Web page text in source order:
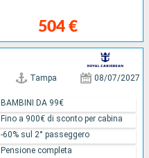
504 €
Tampa 08/07/2027
BAMBINI DA 99€
Fino a 900€ di sconto per cabina
-60% sul 2° passeggero
Pensione completa